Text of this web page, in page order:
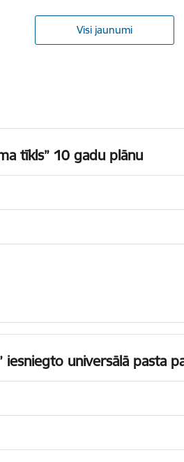
Visi jaunumi
tīkls” 10 gadu plānu
iesniegto universālā pasta